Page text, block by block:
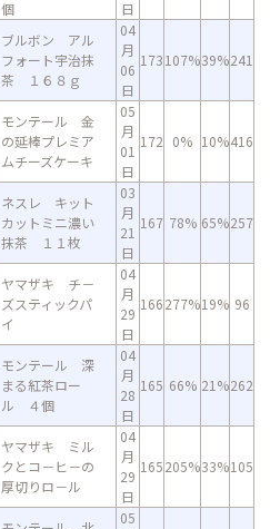
個 日
ブルボン アル
フォート宇治抹
茶 １６８ｇ
04
月
06
日
173107%39%241
モンテール 金
の延棒プレミア
ムチーズケーキ
05
月
01
日
172 0% 10%416
ネスレ キット
カットミニ濃い
抹茶 １１枚
03
月
21
日
167 78% 65%257
ヤマザキ チ－
ズスティックパ
イ
04
月
29
日
166277%19% 96
モンテール 深
まる紅茶ロー
ル ４個
04
月
28
日
165 66% 21%262
ヤマザキ ミル
クとコ－ヒ－の
厚切りロ－ル
04
月
29
日
165205%33%105
05